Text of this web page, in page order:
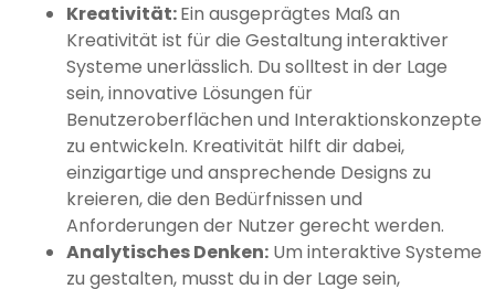
Kreativität:Ein ausgeprägtes Maß an
Kreativität ist für die Gestaltung interaktiver
Systeme unerlässlich. Du solltest in der Lage
sein, innovative Lösungen für
Benutzeroberflächen und Interaktionskonzepte
zu entwickeln. Kreativität hilft dir dabei,
einzigartige und ansprechende Designs zu
kreieren, die den Bedürfnissen und
Anforderungen der Nutzer gerecht werden.
Analytisches Denken: Um interaktive Systeme
zu gestalten, musst du in der Lage sein,